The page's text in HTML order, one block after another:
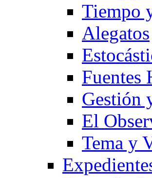
Tiempo
Alegatos
Fuentes
Gestión
El
Tema y